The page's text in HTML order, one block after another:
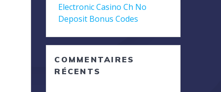
Electronic Casino Ch No
Deposit Bonus Codes
COMMENTAIRES
RÉCENTS